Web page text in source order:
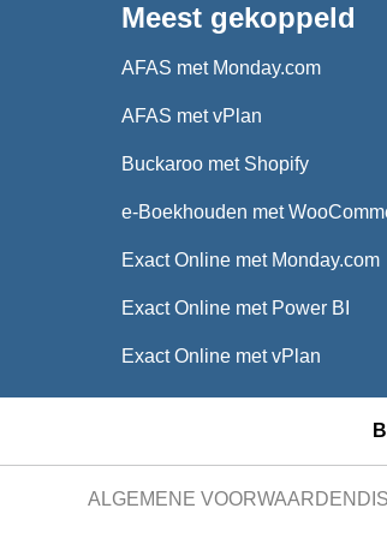
Meest gekoppeld
AFAS met Monday.com
AFAS met vPlan
Buckaroo met Shopify
e-Boekhouden met
Exact Online met Monday.com
Exact Online met Power BI
Exact Online met vPlan
ALGEMENE VOORWAARDEN